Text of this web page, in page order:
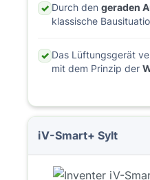
✓ Durch den geraden
klassische
✓ Das Lüftungsgerät
mit dem Prinzip der
iV-Smart+ Sylt